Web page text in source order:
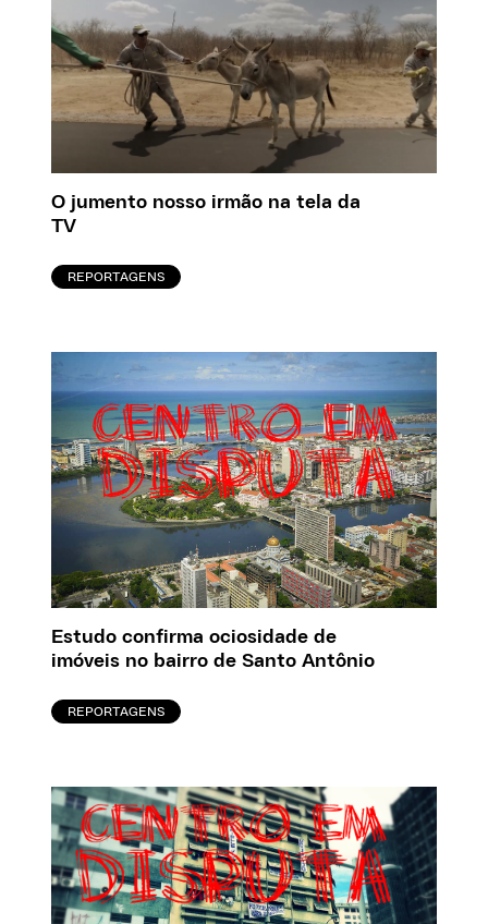
O jumento nosso irmão na tela da
TV
REPORTAGENS
Estudo confirma ociosidade de
imóveis no bairro de Santo Antônio
REPORTAGENS